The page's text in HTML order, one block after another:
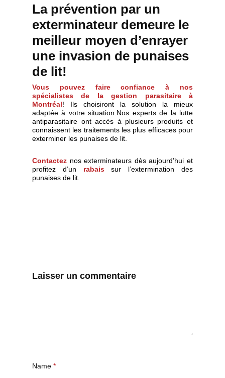
La prévention par un
exterminateur demeure le
meilleur moyen d’enrayer
une invasion de punaises
de lit!
Vous pouvez faire confiance à nos
spécialistes de la gestion parasitaire à
Montréal! Ils choisiront la solution la mieux
adaptée à votre situation.Nos experts de la lutte
antiparasitaire ont accès à plusieurs produits et
connaissent les traitements les plus efficaces pour
exterminer les punaises de lit.
Contactez nos exterminateurs dès aujourd’hui et
profitez d’un rabaissur l’extermination des
punaises de lit.
Laisser un commentaire
Name *